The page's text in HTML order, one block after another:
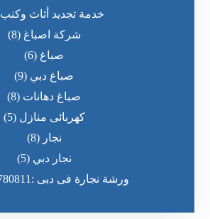
خدمة تجديد أثاث وكنب
شركة اصباغ (8)
صباغ (6)
صباغ دبي (9)
صباغ دهانات (8)
كهربائى منازل (5)
نجار (8)
نجار دبي (5)
ورشة نجارة فى دبى :0564780811